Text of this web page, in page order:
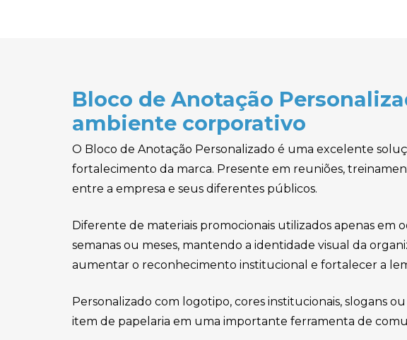
Bloco de Anotação
ambiente corporativo
O Bloco de Anotação Personalizado é uma excelente
fortalecimento da marca. Presente em reuniões,
entre a empresa e seus diferentes públicos.
Diferente de materiais promocionais utilizados apenas em
semanas ou meses, mantendo a identidade visual da
aumentar o reconhecimento institucional e fortalecer a
Personalizado com logotipo, cores institucionais, slogans
item de papelaria em uma importante ferramenta de